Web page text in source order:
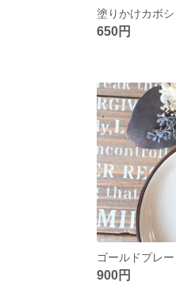
塗りかけカボ
650円
ゴールドプレ
900円